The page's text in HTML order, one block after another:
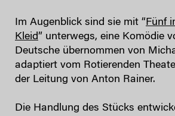
Im Augenblick sind sie mit “Fünf
Kleid” unterwegs, eine Komödie
Deutsche übernommen von
adaptiert vom Rotierenden
der Leitung von Anton Rainer.
Die Handlung des Stücks